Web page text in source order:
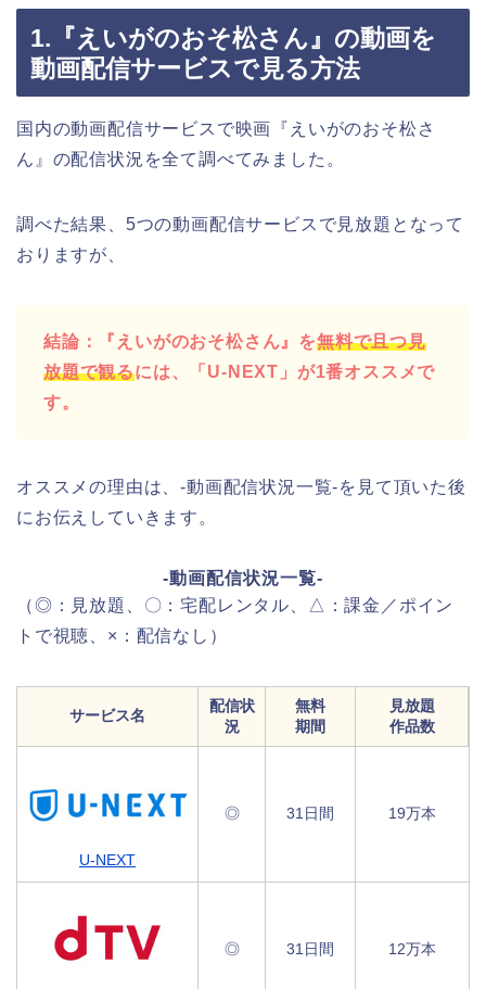
1.『えいがのおそ松さん』の動画を
動画配信サービスで見る方法
国内の動画配信サービスで映画『えいがのおそ松さ
ん』の配信状況を全て調べてみました。
調べた結果、5つの動画配信サービスで見放題となって
おりますが、
結論：『えいがのおそ松さん』を無料で且つ見
放題で観るには、「U-NEXT」が1番オススメで
す。
オススメの理由は、-動画配信状況一覧-を見て頂いた後
にお伝えしていきます。
-動画配信状況一覧-
（◎：見放題、〇：宅配レンタル、△：課金／ポイン
トで視聴、×：配信なし）
サービス名
配信状
況
無料
期間
見放題
作品数
U-NEXT
◎ 31日間 19万本
◎ 31日間 12万本